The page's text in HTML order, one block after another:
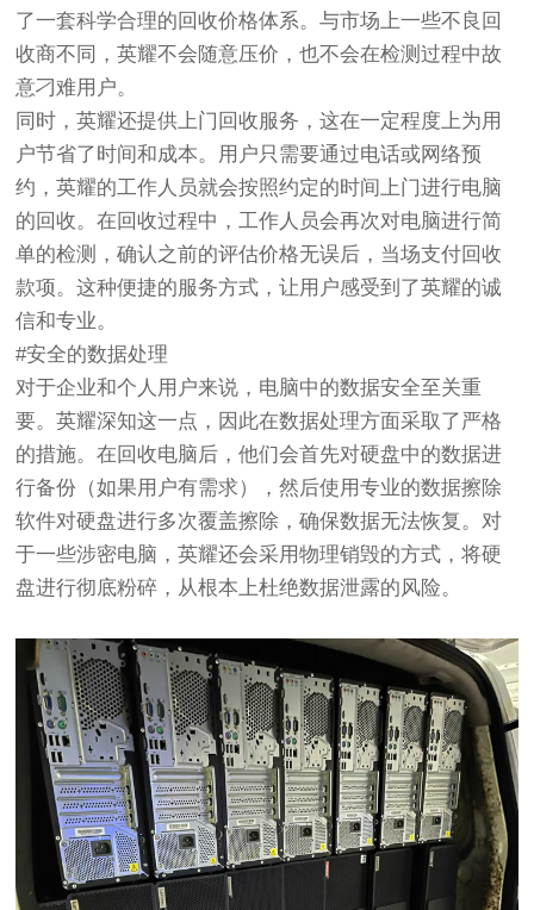
了一套科学合理的回收价格体系。与市场上一些不良回
收商不同，英耀不会随意压价，也不会在检测过程中故
意刁难用户。
同时，英耀还提供上门回收服务，这在一定程度上为用
户节省了时间和成本。用户只需要通过电话或网络预
约，英耀的工作人员就会按照约定的时间上门进行电脑
的回收。在回收过程中，工作人员会再次对电脑进行简
单的检测，确认之前的评估价格无误后，当场支付回收
款项。这种便捷的服务方式，让用户感受到了英耀的诚
信和专业。
#安全的数据处理
对于企业和个人用户来说，电脑中的数据安全至关重
要。英耀深知这一点，因此在数据处理方面采取了严格
的措施。在回收电脑后，他们会首先对硬盘中的数据进
行备份（如果用户有需求），然后使用专业的数据擦除
软件对硬盘进行多次覆盖擦除，确保数据无法恢复。对
于一些涉密电脑，英耀还会采用物理销毁的方式，将硬
盘进行彻底粉碎，从根本上杜绝数据泄露的风险。